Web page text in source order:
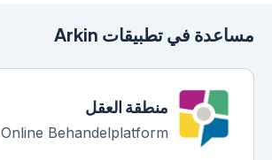
مساعدة في تطبيقات Arkin
منطقة العقل
Online Behandelplatform